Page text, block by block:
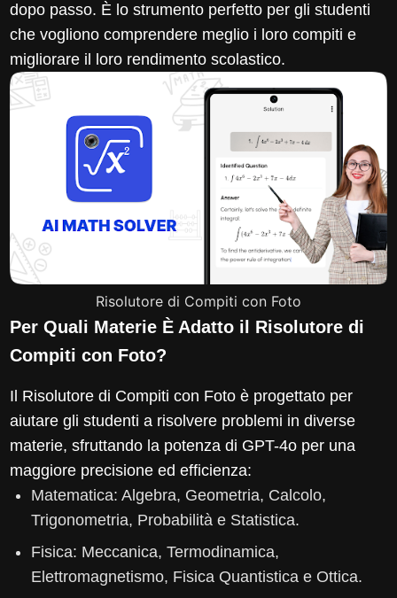
dopo passo. È lo strumento perfetto per gli studenti
che vogliono comprendere meglio i loro compiti e
migliorare il loro rendimento scolastico.
Risolutore di Compiti con Foto
Per Quali Materie È Adatto il Risolutore di
Compiti con Foto?
Il Risolutore di Compiti con Foto è progettato per
aiutare gli studenti a risolvere problemi in diverse
materie, sfruttando la potenza di GPT-4o per una
maggiore precisione ed efficienza:
Matematica: Algebra, Geometria, Calcolo,
Trigonometria, Probabilità e Statistica.
Fisica: Meccanica, Termodinamica,
Elettromagnetismo, Fisica Quantistica e Ottica.